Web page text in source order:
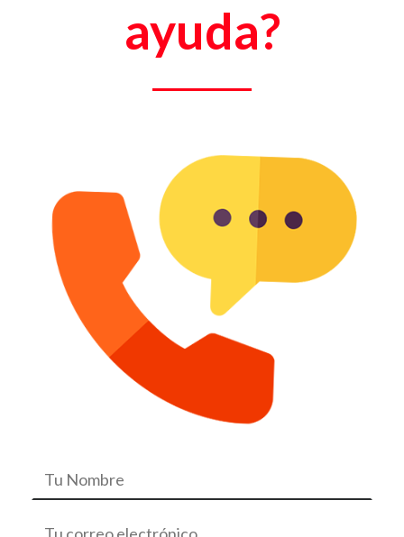
ayuda?